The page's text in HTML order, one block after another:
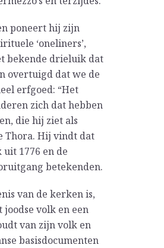
poneert hij zijn
‘oneliners’,
bekende drieluik dat
overtuigd dat we de
erfgoed: “Het
zich dat hebben
die hij ziet als
Thora. Hij vindt dat
1776 en de
betekenden.
van de kerken is,
joodse volk en een
van zijn volk en
basisdocumenten